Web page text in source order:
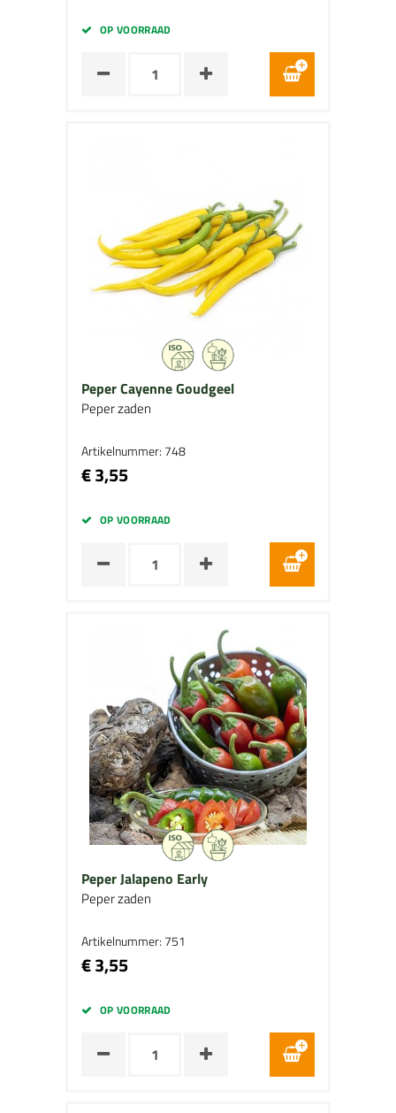
OP VOORRAAD
Peper Cayenne Goudgeel
Peper zaden
Artikelnummer: 748
€ 3,55
OP VOORRAAD
Peper Jalapeno Early
Peper zaden
Artikelnummer: 751
€ 3,55
OP VOORRAAD